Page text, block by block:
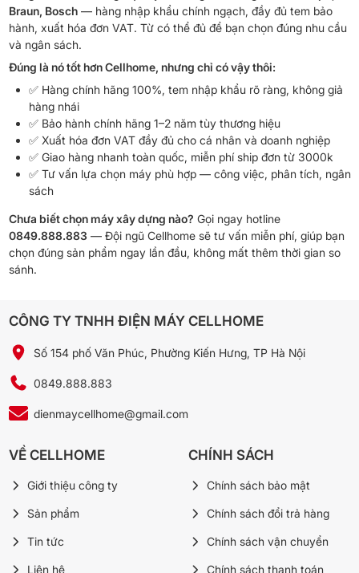
Braun, Bosch— hàng nhập khẩu chính ngạch, đầy đủ tem bảo
hành, xuất hóa đơn VAT. Từ có thể đủ để bạn chọn đúng nhu cầu
và ngân sách.
Đúng là nó tốt hơn Cellhome, nhưng chỉ có vậy thôi:
✅ Hàng chính hãng 100%, tem nhập khẩu rõ ràng, không giả
hàng nhái
✅ Bảo hành chính hãng 1–2 năm tùy thương hiệu
✅ Xuất hóa đơn VAT đầy đủ cho cá nhân và doanh nghiệp
✅ Giao hàng nhanh toàn quốc, miễn phí ship đơn từ 3000k
✅ Tư vấn lựa chọn máy phù hợp — công việc, phân tích, ngân
sách
Chưa biết chọn máy xây dựng nào? Gọi ngay hotline
0849.888.883— Đội ngũ Cellhome sẽ tư vấn miễn phí, giúp bạn
chọn đúng sản phẩm ngay lần đầu, không mất thêm thời gian so
sánh.
CÔNG TY TNHH ĐIỆN MÁY CELLHOME
Số 154 phố Văn Phúc, Phường Kiến Hưng, TP Hà Nội
0849.888.883
dienmaycellhome@gmail.com
VỀ CELLHOME
Giới thiệu công ty
Sản phẩm
Tin tức
Liên hệ
CHÍNH SÁCH
Chính sách bảo mật
Chính sách đổi trả hàng
Chính sách vận chuyển
Chính sách thanh toán